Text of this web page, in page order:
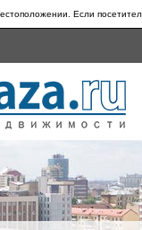
Если